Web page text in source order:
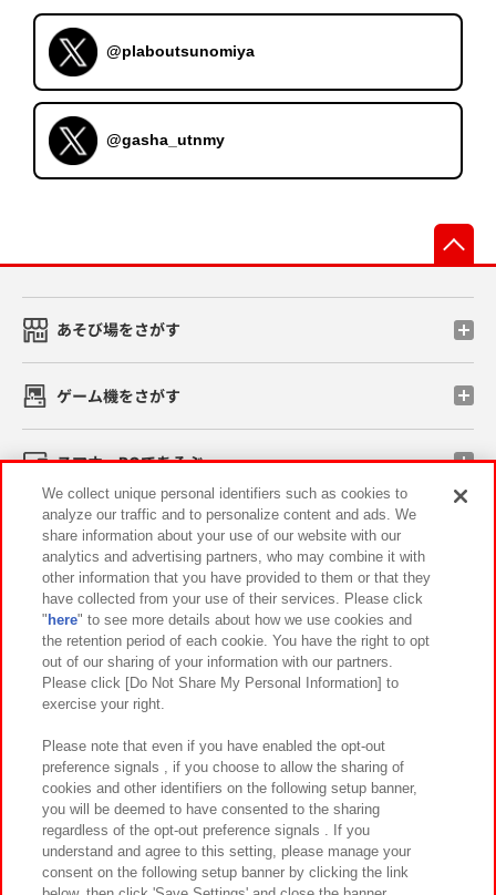
@plaboutsunomiya
@gasha_utnmy
あそび場をさがす
ゲーム機をさがす
スマホ・PCであそぶ
イベント・キャンペーン
関連会社 サステナビリティ サイトポリシー
プライバシーポリシー ウェブアクセシビリティ方針と検証結果
お取引先さまとともに
カスタマーハラスメント対応方針 よくあるご質問・お問い合わせ
We collect unique personal identifiers such as cookies to
analyze our traffic and to personalize content and ads. We
share information about your use of our website with our
analytics and advertising partners, who may combine it with
other information that you have provided to them or that they
have collected from your use of their services. Please click
" here" to see more details about how we use cookies and
the retention period of each cookie. You have the right to opt
out of our sharing of your information with our partners.
Please click [Do Not Share My Personal Information] to
exercise your right.
Please note that even if you have enabled the opt-out
preference signals , if you choose to allow the sharing of
cookies and other identifiers on the following setup banner,
you will be deemed to have consented to the sharing
regardless of the opt-out preference signals . If you
understand and agree to this setting, please manage your
consent on the following setup banner by clicking the link